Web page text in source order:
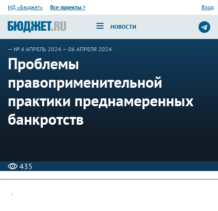
ИД «Бюджет» Все проекты > Вход
НОВОСТИ
— № 4 АПРЕЛЬ 2024 — 06 АПРЕЛЯ 2024
Проблемы
правоприменительной
практики преднамеренных
банкротств
435